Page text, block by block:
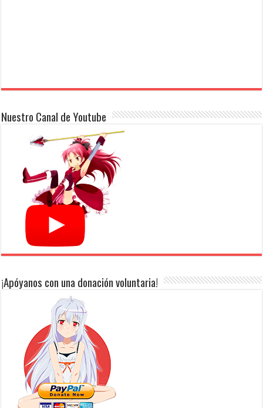
Nuestro Canal de Youtube
¡Apóyanos con una donación voluntaria!